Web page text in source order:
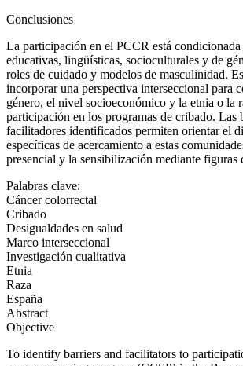
Conclusiones
La participación en el PCCR está condicionada
educativas, lingüísticas, socioculturales y de
roles de cuidado y modelos de masculinidad.
incorporar una perspectiva interseccional para
género, el nivel socioeconómico y la etnia o la
participación en los programas de cribado. Las
facilitadores identificados permiten orientar el
específicas de acercamiento a estas
presencial y la sensibilización mediante figuras
Palabras clave:
Cáncer colorrectal
Cribado
Desigualdades en salud
Marco interseccional
Investigación cualitativa
Etnia
Raza
España
Abstract
Objective
To identify barriers and facilitators to